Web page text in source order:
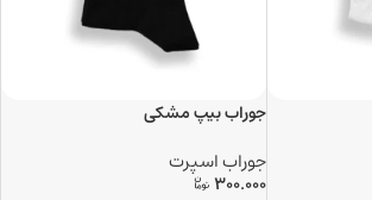
جوراب بیپ مشکی
جوراب اسپرت
300.000